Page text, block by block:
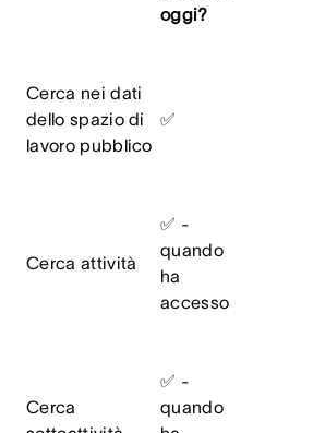
oggi?
Cerca nei dati
dello spazio di
lavoro pubblico
✅
Cerca attività
✅ -
quando
ha
accesso
Cerca
✅ -
quando